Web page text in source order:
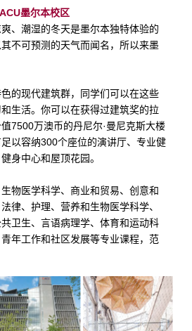
ACU墨尔本校区
、潮湿的冬天是墨尔本独特体验的
不可预测的天气而闻名，所以来墨
的现代建筑群，同学们可以在这些
生活。你可以在获得过建筑奖的拉
7500万澳币的丹尼尔·曼尼克斯大楼
以容纳300个座位的演讲厅、专业健
身中心和屋顶花园。
物医学科学、商业和贸易、创意和
律、护理、营养和生物医学科学、
卫生、言语病理学、体育和运动科
年工作和社区发展等专业课程，范